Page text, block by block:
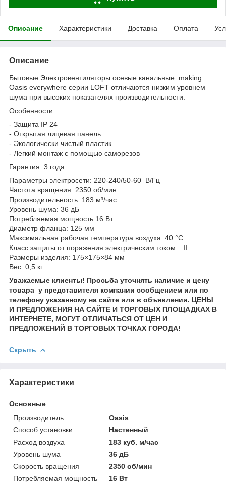
Описание Характеристики Доставка Оплата
Описание
Бытовые Электровентиляторы осевые канальные making
Oasis everywhere серии LOFT отличаются низким уровнем
шума при высоких показателях производительности.
Особенности:
- Защита IP 24
- Открытая лицевая панель
- Экологически чистый пластик
- Легкий монтаж с помощью саморезов
Гарантия: 3 года
Параметры электросети: 220-240/50-60 В/Гц
Частота вращения: 2350 об/мин
Производительность: 183 м³/час
Уровень шума: 36 дБ
Потребляемая мощность:16 Вт
Диаметр фланца: 125 мм
Максимальная рабочая температура воздуха: 40 °C
Класс защиты от поражения электрическим током II
Размеры изделия: 175×175×84 мм
Вес: 0,5 кг
Уважаемые клиенты! Просьба уточнять наличие и цену
товара у представителя компании сообщением или по
телефону указанному на сайте или в объявлении. ЦЕНЫ
И ПРЕДЛОЖЕНИЯ НА САЙТЕ И ТОРГОВЫХ ПЛОЩАДКАХ В
ИНТЕРНЕТЕ, МОГУТ ОТЛИЧАТЬСЯ ОТ ЦЕН И
ПРЕДЛОЖЕНИЙ В ТОРГОВЫХ ТОЧКАХ ГОРОДА!
Скрыть
Характеристики
Основные
Производитель
Oasis
Способ установки
Настенный
Расход воздуха
183 куб. м/час
Уровень шума
36 дБ
Скорость вращения
2350 об/мин
Потребляемая мощность
16 Вт